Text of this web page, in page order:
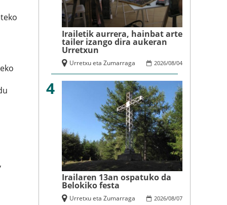
Irailetik aurrera, hainbat arte
tailer izango dira aukeran
Urretxun
2026/08/04
Urretxu eta Zumarraga
4
Irailaren 13an ospatuko da
Belokiko festa
2026/08/07
Urretxu eta Zumarraga